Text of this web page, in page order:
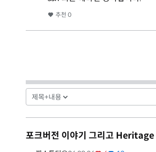
추천 0
포크버전 이야기 그리고 Heritage